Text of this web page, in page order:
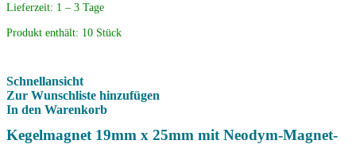
Lieferzeit: 1 – 3 Tage
Produkt enthält: 10 Stück
Schnellansicht
Zur Wunschliste hinzufügen
In den Warenkorb
Kegelmagnet 19mm x 25mm mit Neodym-Magnet-